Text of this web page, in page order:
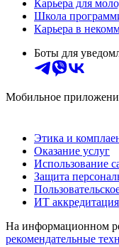
Карьера для
Школа
Карьера в
Боты для
Мобильное
Этика и
Оказание услуг
Использование
Защита
ИТ аккредитация
На информационном
рекомендательные